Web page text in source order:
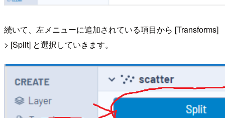
続いて、左メニューに追加されている項目から [Transforms]
> [Split] と選択していきます。